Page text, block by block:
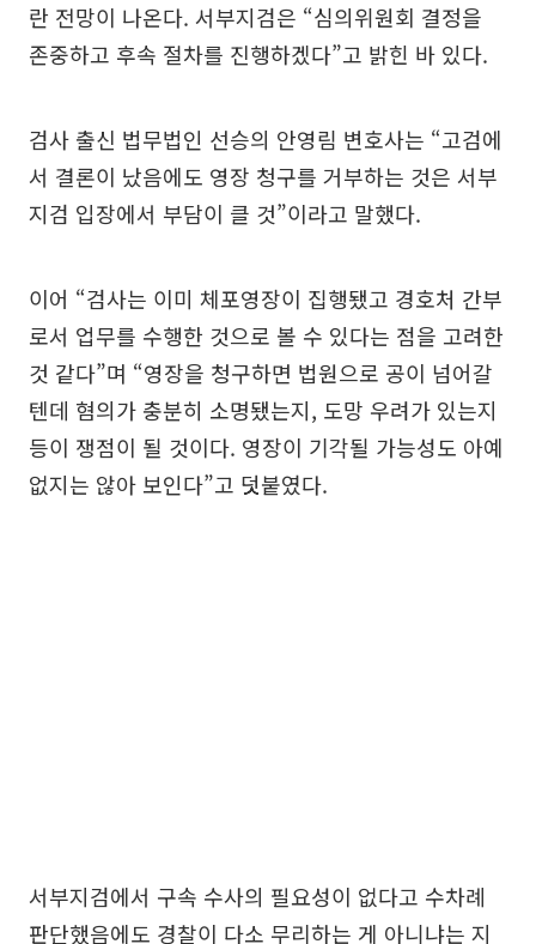
란 전망이 나온다. 서부지검은 “심의위원회 결정을
존중하고 후속 절차를 진행하겠다”고 밝힌 바 있다.
검사 출신 법무법인 선승의 안영림 변호사는 “고검에
서 결론이 났음에도 영장 청구를 거부하는 것은 서부
지검 입장에서 부담이 클 것”이라고 말했다.
이어 “검사는 이미 체포영장이 집행됐고 경호처 간부
로서 업무를 수행한 것으로 볼 수 있다는 점을 고려한
것 같다”며 “영장을 청구하면 법원으로 공이 넘어갈
텐데 혐의가 충분히 소명됐는지, 도망 우려가 있는지
등이 쟁점이 될 것이다. 영장이 기각될 가능성도 아예
없지는 않아 보인다”고 덧붙였다.
서부지검에서 구속 수사의 필요성이 없다고 수차례
판단했음에도 경찰이 다소 무리하는 게 아니냐는 지